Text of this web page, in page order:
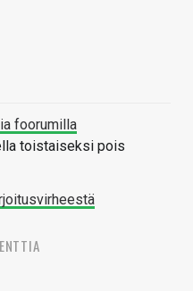
foorumilla
toistaiseksi pois